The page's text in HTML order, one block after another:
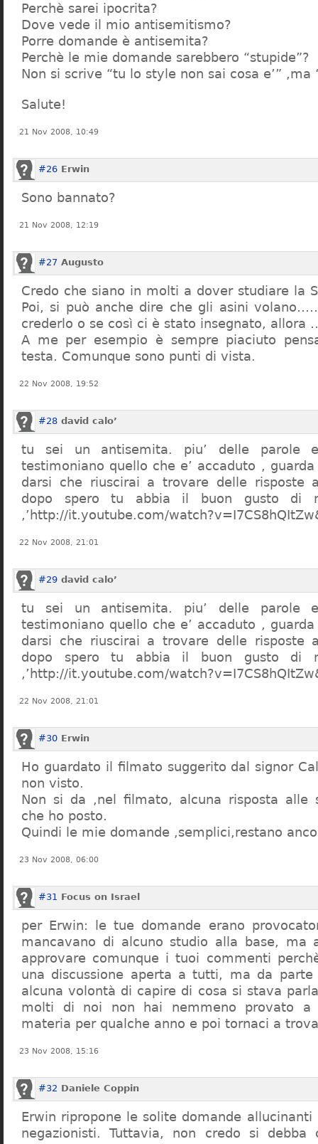
Perchè sarei ipocrita?
Dove vede il mio antisemitismo?
Porre domande è antisemita?
Perchè le mie domande sarebbero “stupide”?
Non si scrive “tu lo style non sai cosa e’” ,ma
Salute!
21 Nov 2008, 10:49
#26 Erwin
Sono bannato?
21 Nov 2008, 12:19
#27 Augusto
Credo che siano in molti a dover studiare la
Poi, si può anche dire che gli asini
crederlo o se così ci è stato insegnato,
A me per esempio è sempre piaciuto
testa. Comunque sono punti di vista.
22 Nov 2008, 19:52
#28 david calo’
tu sei un antisemita. piu’ delle parole
testimoniano quello che e’ accaduto , guarda
darsi che riuscirai a trovare delle risposte
dopo spero tu abbia il buon gusto di
,’http://it.youtube.com/
22 Nov 2008, 21:01
#29 david calo’
tu sei un antisemita. piu’ delle parole
testimoniano quello che e’ accaduto , guarda
darsi che riuscirai a trovare delle risposte
dopo spero tu abbia il buon gusto di
,’http://it.youtube.com/
22 Nov 2008, 21:01
#30 Erwin
Ho guardato il filmato suggerito dal signor
non visto.
Non si da ,nel filmato, alcuna risposta alle
che ho posto.
Quindi le mie domande ,semplici,restano
23 Nov 2008, 06:00
#31 Focus on Israel
per Erwin: le tue domande erano
mancavano di alcuno studio alla base, ma
approvare comunque i tuoi commenti
una discussione aperta a tutti, ma da parte
alcuna volontà di capire di cosa si stava
molti di noi non hai nemmeno provato a
materia per qualche anno e poi tornaci a
23 Nov 2008, 15:16
#32 Daniele Coppin
Erwin ripropone le solite domande
negazionisti. Tuttavia, non credo si debba